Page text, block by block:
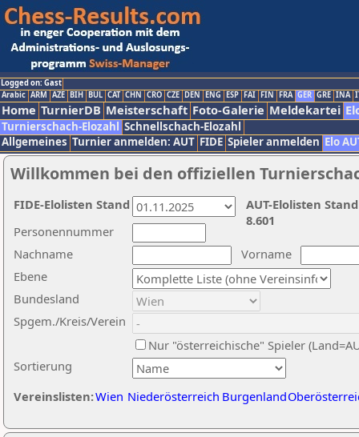
Logged on: Gast
Arabic ARM AZE BIH BUL CAT CHN CRO CZE DEN ENG ESP FAI FIN FRA GER GRE INA
Home TurnierDB Meisterschaft Foto-Galerie Meldekartei
Turnierschach-Elozahl Schnellschach-Elozahl
Allgemeines Turnier anmelden: AUT FIDE Spieler anmelden Elo
Willkommen bei den offiziellen
Nachname
Vorname
Ebene
Sortierung
Personennummer
Bundesland
Spgem./Kreis/Verein
Nur "österreichische" Spieler
Vereinslisten:Wien Niederösterreich Burgenland
AUT-Elolisten
8.601
FIDE-Elolisten Stand